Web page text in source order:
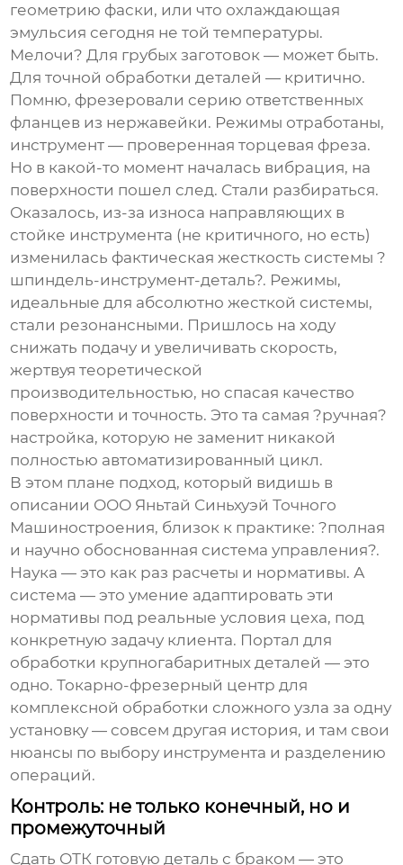
геометрию фаски, или что охлаждающая
эмульсия сегодня не той температуры.
Мелочи? Для грубых заготовок — может быть.
Для точной обработки деталей — критично.
Помню, фрезеровали серию ответственных
фланцев из нержавейки. Режимы отработаны,
инструмент — проверенная торцевая фреза.
Но в какой-то момент началась вибрация, на
поверхности пошел след. Стали разбираться.
Оказалось, из-за износа направляющих в
стойке инструмента (не критичного, но есть)
изменилась фактическая жесткость системы ?
шпиндель-инструмент-деталь?. Режимы,
идеальные для абсолютно жесткой системы,
стали резонансными. Пришлось на ходу
снижать подачу и увеличивать скорость,
жертвуя теоретической
производительностью, но спасая качество
поверхности и точность. Это та самая ?ручная?
настройка, которую не заменит никакой
полностью автоматизированный цикл.
В этом плане подход, который видишь в
описании ООО Яньтай Синьхуэй Точного
Машиностроения, близок к практике: ?полная
и научно обоснованная система управления?.
Наука — это как раз расчеты и нормативы. А
система — это умение адаптировать эти
нормативы под реальные условия цеха, под
конкретную задачу клиента. Портал для
обработки крупногабаритных деталей — это
одно. Токарно-фрезерный центр для
комплексной обработки сложногоузла за одну
установку — совсем другая история, и там свои
нюансы по выбору инструмента и разделению
операций.
Контроль: не только конечный, но и
промежуточный
Сдать ОТК готовую деталь с браком — это